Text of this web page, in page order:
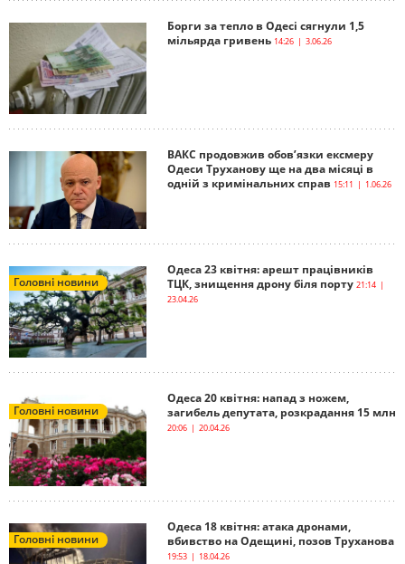
Борги за тепло в Одесі сягнули 1,5
мільярда гривень 14:26 | 3.06.26
ВАКС продовжив обов’язки ексмеру
Одеси Труханову ще на два місяці в
одній з кримінальних справ 15:11 | 1.06.26
Головні новини
Одеса 23 квітня: арешт працівників
ТЦК, знищення дрону біля порту 21:14 |
23.04.26
Головні новини
Одеса 20 квітня: напад з ножем,
загибель депутата, розкрадання 15 млн
20:06 | 20.04.26
Головні новини
Одеса 18 квітня: атака дронами,
вбивство на Одещині, позов Труханова
19:53 | 18.04.26